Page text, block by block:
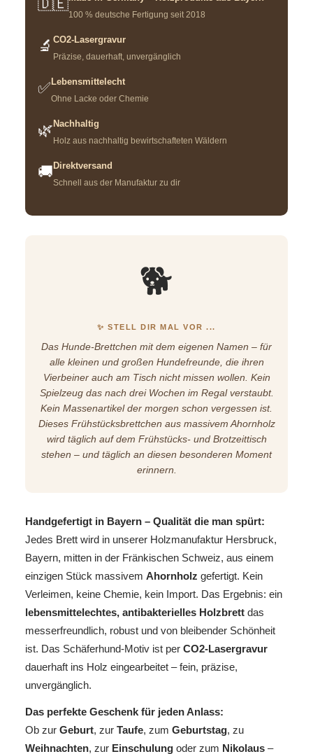
🐕
✨ STELL DIR MAL VOR ...
Das Hunde-Brettchen mit dem eigenen Namen – für
alle kleinen und großen Hundefreunde, die ihren
Vierbeiner auch am Tisch nicht missen wollen. Kein
Spielzeug das nach drei Wochen im Regal verstaubt.
Kein Massenartikel der morgen schon vergessen ist.
Dieses Frühstücksbrettchen aus massivem Ahornholz
wird täglich auf dem Frühstücks- und Brotzeittisch
stehen – und täglich an diesen besonderen Moment
erinnern.
Handgefertigt in Bayern – Qualität die man spürt:
Jedes Brett wird in unserer Holzmanufaktur Hersbruck,
Bayern, mitten in der Fränkischen Schweiz, aus einem
einzigen Stück massivem Ahornholz gefertigt. Kein
Verleimen, keine Chemie, kein Import. Das Ergebnis: ein
lebensmittelechtes, antibakterielles Holzbrett das
messerfreundlich, robust und von bleibender Schönheit
ist. Das Schäferhund-Motiv ist per CO2-Lasergravur
dauerhaft ins Holz eingearbeitet – fein, präzise,
unvergänglich.
Das perfekte Geschenk für jeden Anlass:
Ob zur Geburt, zur Taufe, zum Geburtstag, zu
Weihnachten, zur Einschulung oder zum Nikolaus –
🇩🇪
100 % deutsche Fertigung seit 2018
🔬 CO2-Lasergravur
Präzise, dauerhaft, unvergänglich
✅ Lebensmittelecht
Ohne Lacke oder Chemie
🌿 Nachhaltig
Holz aus nachhaltig bewirtschafteten Wäldern
🚚 Direktversand
Schnell aus der Manufaktur zu dir